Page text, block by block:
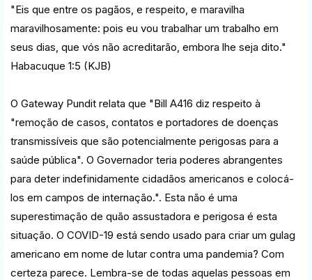
"Eis que entre os pagãos, e respeito, e maravilha
maravilhosamente: pois eu vou trabalhar um trabalho em
seus dias, que vós não acreditarão, embora lhe seja dito."
Habacuque 1:5 (KJB)
O Gateway Pundit relata que "Bill A416 diz respeito à
"remoção de casos, contatos e portadores de doenças
transmissíveis que são potencialmente perigosas para a
saúde pública". O Governador teria poderes abrangentes
para deter indefinidamente cidadãos americanos e colocá-
los em campos de internação.". Esta não é uma
superestimação de quão assustadora e perigosa é esta
situação. O COVID-19 está sendo usado para criar um gulag
americano em nome de lutar contra uma pandemia? Com
certeza parece. Lembra-se de todas aquelas pessoas em